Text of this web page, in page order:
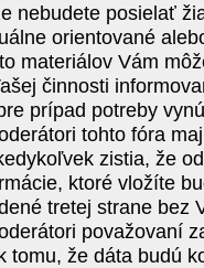
nebudete posielať
orientované
materiálov Vám
činnosti
prípad potreby
tohto fóra
zistia, že
ktoré vložíte
tretej strane bez
považovaní
tomu, že dáta budú